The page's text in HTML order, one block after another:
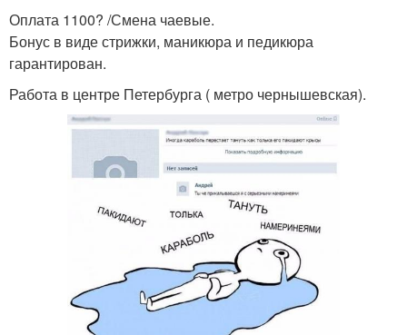
Оплата 1100? /Смена чаевые.
Бонус в виде стрижки, маникюра и педикюра
гарантирован.
Работа в центре Петербурга ( метро чернышевская).